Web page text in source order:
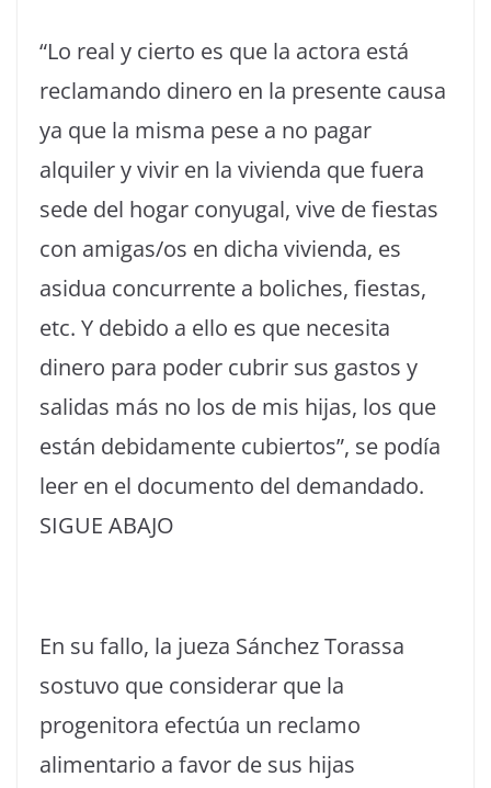
“Lo real y cierto es que la actora está
reclamando dinero en la presente causa
ya que la misma pese a no pagar
alquiler y vivir en la vivienda que fuera
sede del hogar conyugal, vive de fiestas
con amigas/os en dicha vivienda, es
asidua concurrente a boliches, fiestas,
etc. Y debido a ello es que necesita
dinero para poder cubrir sus gastos y
salidas más no los de mis hijas, los que
están debidamente cubiertos”, se podía
leer en el documento del demandado.
SIGUE ABAJO
En su fallo, la jueza Sánchez Torassa
sostuvo que considerar que la
progenitora efectúa un reclamo
alimentario a favor de sus hijas